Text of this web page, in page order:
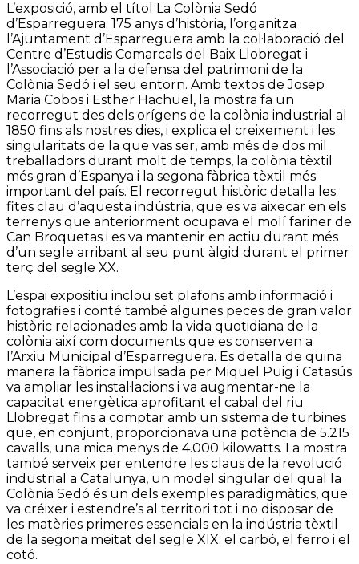
L’exposició, amb el títol La Colònia Sedó
d’Esparreguera. 175 anys d’història, l’organitza
l’Ajuntament d’Esparreguera amb la col·laboració del
Centre d’Estudis Comarcals del Baix Llobregat i
l’Associació per a la defensa del patrimoni de la
Colònia Sedó i el seu entorn. Amb textos de Josep
Maria Cobos i Esther Hachuel, la mostra fa un
recorregut des dels orígens de la colònia industrial al
1850 fins als nostres dies, i explica el creixement i les
singularitats de la que vas ser, amb més de dos mil
treballadors durant molt de temps, la colònia tèxtil
més gran d’Espanya i la segona fàbrica tèxtil més
important del país. El recorregut històric detalla les
fites clau d’aquesta indústria, que es va aixecar en els
terrenys que anteriorment ocupava el molí fariner de
Can Broquetas i es va mantenir en actiu durant més
d’un segle arribant al seu punt àlgid durant el primer
terç del segle XX.
L’espai expositiu inclou set plafons amb informació i
fotografies i conté també algunes peces de gran valor
històric relacionades amb la vida quotidiana de la
colònia així com documents que es conserven a
l’Arxiu Municipal d’Esparreguera. Es detalla de quina
manera la fàbrica impulsada per Miquel Puig i Catasús
va ampliar les instal·lacions i va augmentar-ne la
capacitat energètica aprofitant el cabal del riu
Llobregat fins a comptar amb un sistema de turbines
que, en conjunt, proporcionava una potència de 5.215
cavalls, una mica menys de 4.000 kilowatts. La mostra
també serveix per entendre les claus de la revolució
industrial a Catalunya, un model singular del qual la
Colònia Sedó és un dels exemples paradigmàtics, que
va créixer i estendre’s al territori tot i no disposar de
les matèries primeres essencials en la indústria tèxtil
de la segona meitat del segle XIX: el carbó, el ferro i el
cotó.